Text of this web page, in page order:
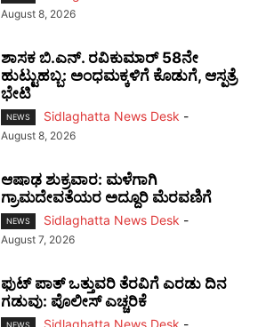
August 8, 2026
ಶಾಸಕ ಬಿ.ಎನ್. ರವಿಕುಮಾರ್ 58ನೇ
ಹುಟ್ಟುಹಬ್ಬ: ಅಂಧಮಕ್ಕಳಿಗೆ ಕೊಡುಗೆ, ಆಸ್ಪತ್ರೆ
ಭೇಟಿ
NEWS Sidlaghatta News Desk -
August 8, 2026
ಆಷಾಢ ಶುಕ್ರವಾರ: ಮಳೆಗಾಗಿ
ಗ್ರಾಮದೇವತೆಯರ ಅದ್ದೂರಿ ಮೆರವಣಿಗೆ
NEWS Sidlaghatta News Desk -
August 7, 2026
ಫುಟ್‌ ಪಾತ್ ಒತ್ತುವರಿ ತೆರವಿಗೆ ಎರಡು ದಿನ
ಗಡುವು: ಪೊಲೀಸ್ ಎಚ್ಚರಿಕೆ
NEWS Sidlaghatta News Desk -